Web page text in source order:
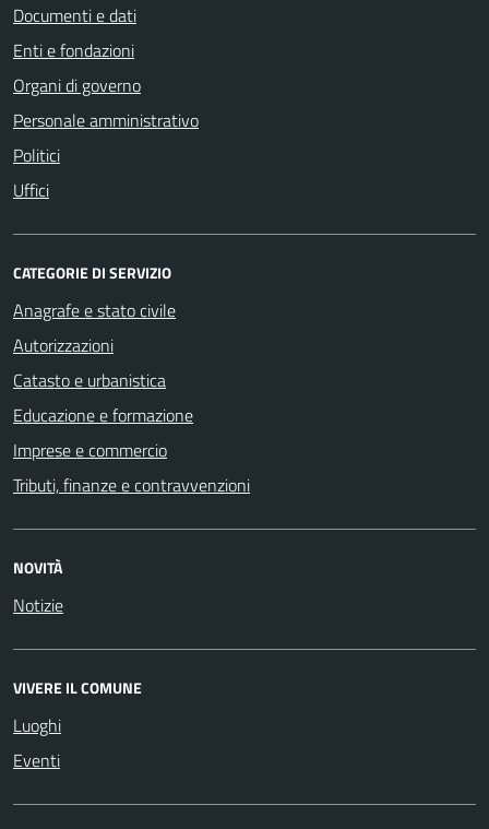
Documenti e dati
Enti e fondazioni
Organi di governo
Personale amministrativo
Politici
Uffici
CATEGORIE DI SERVIZIO
Anagrafe e stato civile
Autorizzazioni
Catasto e urbanistica
Educazione e formazione
Imprese e commercio
Tributi, finanze e contravvenzioni
NOVITÀ
Notizie
VIVERE IL COMUNE
Luoghi
Eventi